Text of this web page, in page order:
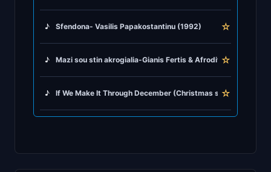
♪ Sfendona- Vasilis Papakostantinu (1992) ☆
♪ Mazi sou stin akrogialia-Gianis Fertis & Afroditi Manu (1971)
☆
♪ If We Make It Through December (Christmas song) Merle
☆